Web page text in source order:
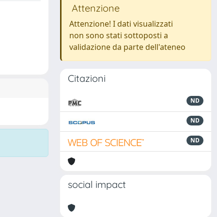
Attenzione
Attenzione! I dati visualizzati
non sono stati sottoposti a
validazione da parte dell'ateneo
Citazioni
ND
ND
ND
social impact